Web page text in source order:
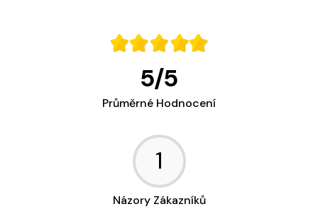
5/5
Průměrné Hodnocení
1
Názory Zákazníků